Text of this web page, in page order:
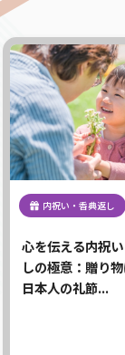
内祝い・香典返し
心を伝える内祝
しの極意：贈り
日本人の礼節...